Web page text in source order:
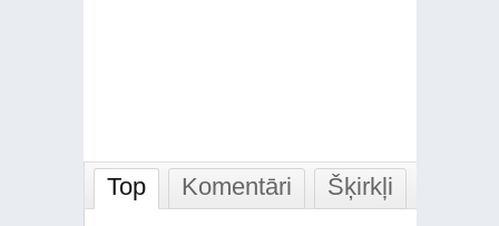
Top Komentāri Šķirkļi